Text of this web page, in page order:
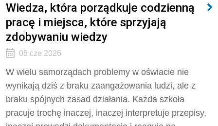
Wiedza, która porządkuje codzienną
pracę i miejsca, które sprzyjają
zdobywaniu wiedzy
08 cze 2026
W wielu samorządach problemy w oświacie nie
wynikają dziś z braku zaangażowania ludzi, ale z
braku spójnych zasad działania. Każda szkoła
pracuje trochę inaczej, inaczej interpretuje przepisy,